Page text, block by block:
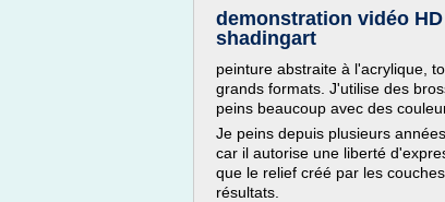
demonstration vidéo
shadingart
peinture abstraite à l'acrylique,
grands formats. J'utilise des
peins beaucoup avec des
Je peins depuis plusieurs
car il autorise une liberté
que le relief créé par les
résultats.